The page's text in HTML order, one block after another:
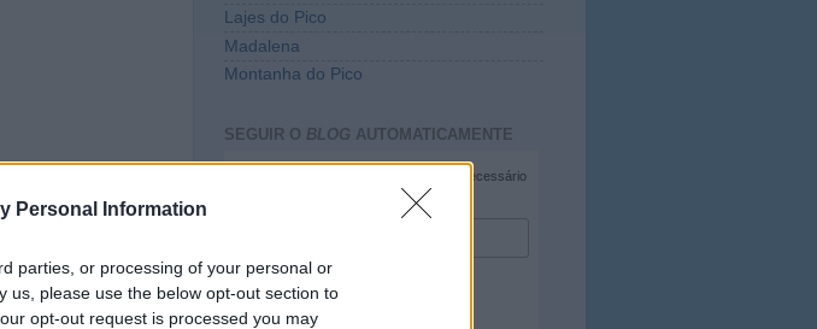
Personal Information
parties, or processing of your personal or
us, please use the below opt-out section to
opt-out request is processed you may
Lajes do Pico
Madalena
Montanha do Pico
SEGUIR O BLOG AUTOMATICAMENTE
campo necessário